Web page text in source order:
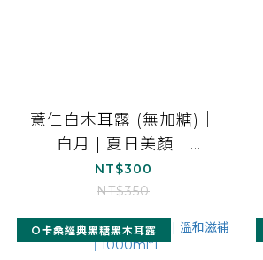
薏仁白木耳露 (無加糖)｜
白月 | 夏日美顏｜
1000ml*1
NT$300
NT$350
O卡桑經典黑糖黑木耳露